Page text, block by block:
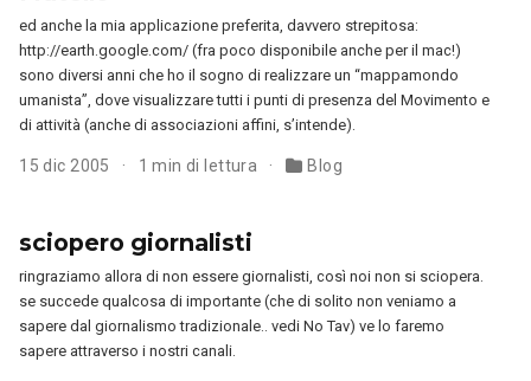
ed anche la mia applicazione preferita, davvero strepitosa:
http://earth.google.com/ (fra poco disponibile anche per il mac!)
sono diversi anni che ho il sogno di realizzare un “mappamondo
umanista”, dove visualizzare tutti i punti di presenza del Movimento e
di attività (anche di associazioni affini, s’intende).
15 dic 2005 1 min di lettura Blog
sciopero giornalisti
ringraziamo allora di non essere giornalisti, così noi non si sciopera.
se succede qualcosa di importante (che di solito non veniamo a
sapere dal giornalismo tradizionale.. vedi No Tav) ve lo faremo
sapere attraverso i nostri canali.